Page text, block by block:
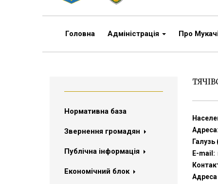
Головна Адміністрація Про
Нормативна база
Звернення громадян
Публічна інформація
Економічний блок
Галузь
Е-mail:
Адреса